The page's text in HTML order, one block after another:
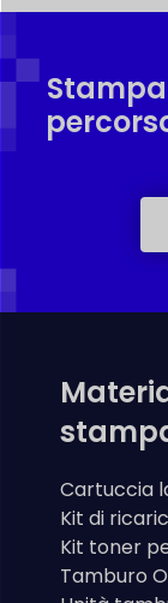
Cartuccia
Kit di
Kit toner
Tamburo